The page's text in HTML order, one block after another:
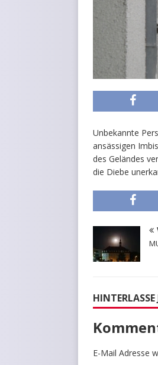
Unbekannte
ansässigen
des Geländes
die Diebe
E-Mail Adresse